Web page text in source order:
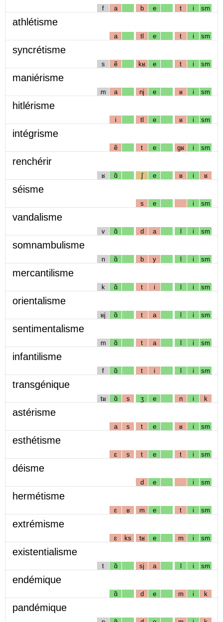
f a b e t i sm
athlétisme
a tl e t i sm
syncrétisme
s ẽ kʁ e t i sm
maniérisme
m a nj e ʁ i sm
hitlérisme
i tl e ʁ i sm
intégrisme
ẽ t e gʁ i sm
renchérir
ʁ ɑ̃ ʃ e ʁ i ʁ
séisme
s e i sm
vandalisme
v ɑ̃ d a l i sm
somnambulisme
n ɑ̃ b y l i sm
mercantilisme
k ɑ̃ t i l i sm
orientalisme
ʁj ɑ̃ t a l i sm
sentimentalisme
m ɑ̃ t a l i sm
infantilisme
f ɑ̃ t i l i sm
transgénique
tʁ ɑ̃ s ʒ e n i k
astérisme
a s t e ʁ i sm
esthétisme
ɛ s t e t i sm
déisme
d e i sm
hermétisme
ɛ ʁ m e t i sm
extrémisme
ɛ ks tʁ e m i sm
existentialisme
t ɑ̃ sj a l i sm
endémique
ɑ̃ d e m i k
pandémique